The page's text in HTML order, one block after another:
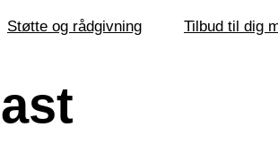
Støtte og rådgivning Tilbud til dig